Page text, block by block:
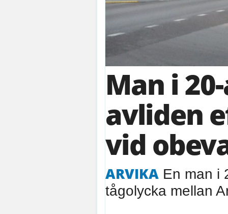
Man i
avliden
vid
ARVIKA En man i
tågolycka mellan